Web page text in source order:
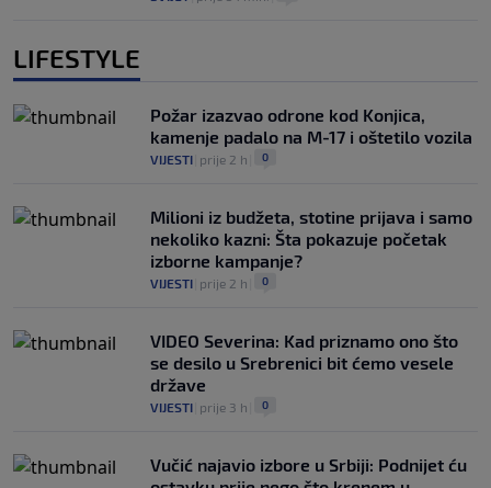
LIFESTYLE
Požar izazvao odrone kod Konjica,
kamenje padalo na M-17 i oštetilo vozila
VIJESTI prije 2 h 0
Milioni iz budžeta, stotine prijava i samo
nekoliko kazni: Šta pokazuje početak
izborne kampanje?
VIJESTI prije 2 h 0
VIDEO Severina: Kad priznamo ono što
se desilo u Srebrenici bit ćemo vesele
države
VIJESTI prije 3 h 0
Vučić najavio izbore u Srbiji: Podnijet ću